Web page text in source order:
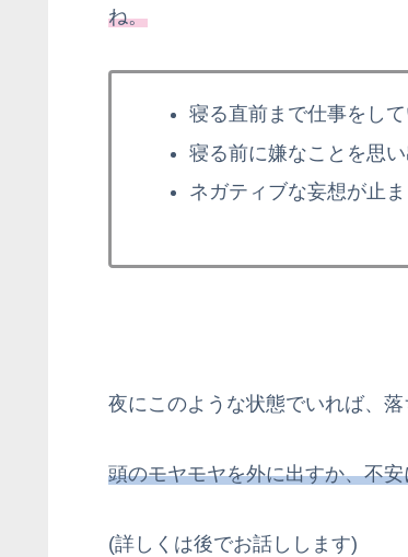
ね。
寝る直前まで仕事をし
寝る前に嫌なことを思
ネガティブな妄想が止
夜にこのような状態でいれば、
頭のモヤモヤを外に出すか、不
(詳しくは後でお話しします)